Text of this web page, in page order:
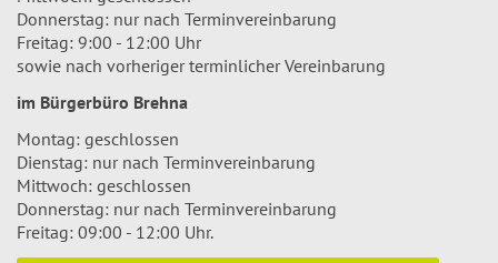
Donnerstag: nur nach Terminvereinbarung
Freitag: 9:00 - 12:00 Uhr
sowie nach vorheriger terminlicher Vereinbarung
im Bürgerbüro Brehna
Montag: geschlossen
Dienstag: nur nach Terminvereinbarung
Mittwoch: geschlossen
Donnerstag: nur nach Terminvereinbarung
Freitag: 09:00 - 12:00 Uhr.